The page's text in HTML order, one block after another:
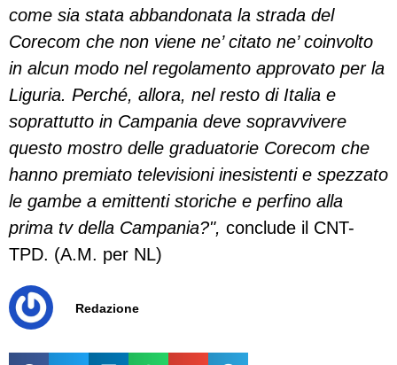
come sia stata abbandonata la strada del
Corecom che non viene ne’ citato ne’ coinvolto
in alcun modo nel regolamento approvato per la
Liguria. Perché, allora, nel resto di Italia e
soprattutto in Campania deve sopravvivere
questo mostro delle graduatorie Corecom che
hanno premiato televisioni inesistenti e spezzato
le gambe a emittenti storiche e perfino alla
prima tv della Campania?", conclude il CNT-
TPD. (A.M. per NL)
Redazione